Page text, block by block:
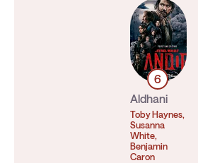
6
Aldhani
Toby Haynes,
Susanna
White,
Benjamin
Caron